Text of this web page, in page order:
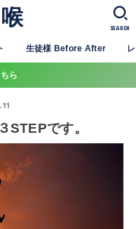
生徒様 Before After
SEARCH
ら
STEPです。